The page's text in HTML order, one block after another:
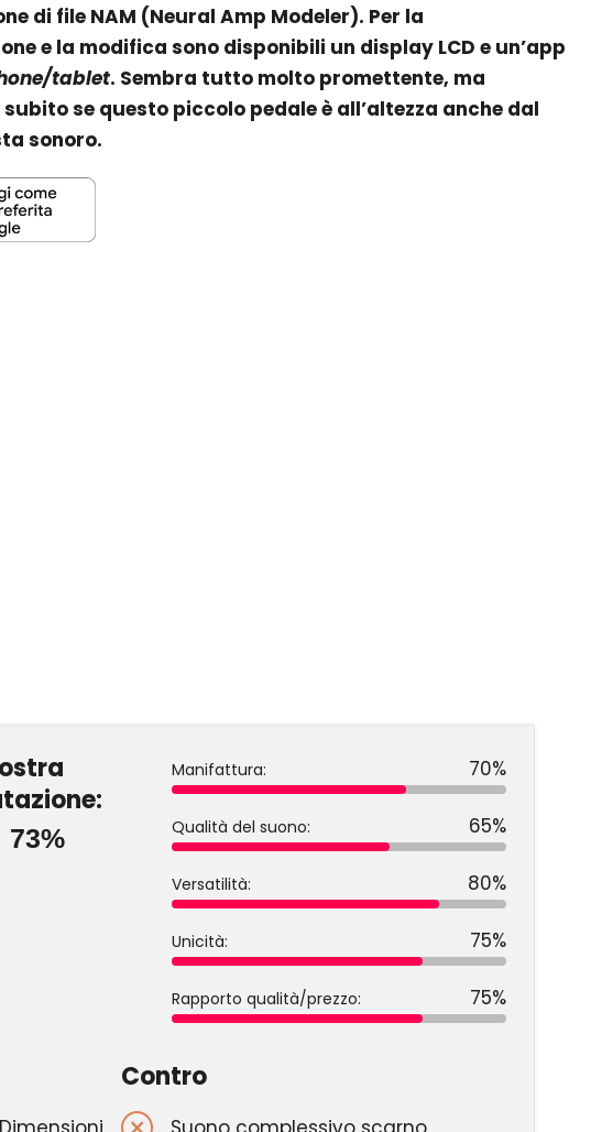
di file NAM (Neural Amp Modeler). Per la
e la modifica sono disponibili un display LCD e un’app
tablet. Sembra tutto molto promettente, ma
se questo piccolo pedale è all’altezza anche dal
sonoro.
73%
Manifattura: 70%
Qualità del suono: 65%
Versatilità: 80%
Unicità: 75%
Rapporto qualità/prezzo: 75%
Contro